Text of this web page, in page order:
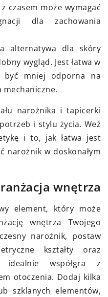
czasem może wymagać
dla zachowania
alternatywa dla skóry
wygląd. Jest łatwa w
być mniej odporna na
narożnika i tapicerki
i stylu życia. Weź
i to, jak łatwa jest
narożnik w doskonałym
wnętrza
element, który może
wnętrza Twojego
narożnik, postaw
kształty oraz
współgra z
otoczenia. Dodaj kilka
szklanych elementów,